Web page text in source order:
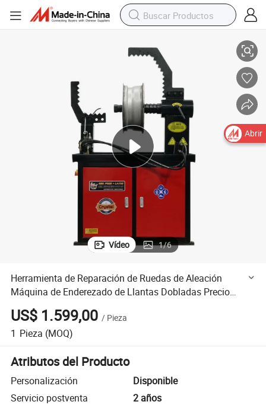
Vídeo 1/6
Herramienta de Reparación de Ruedas de Aleación
Máquina de Enderezado de Llantas Dobladas Precio
Ars30
US$ 1.599,00 / Pieza
1 Pieza (MOQ)
Atributos del Producto
Personalización
Disponible
Servicio postventa
2 años
Abrir